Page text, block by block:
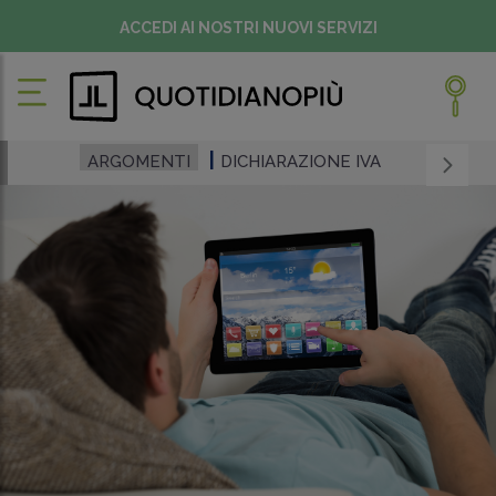
ACCEDI AI NOSTRI NUOVI SERVIZI
ARGOMENTI DICHIARAZIONE IVA